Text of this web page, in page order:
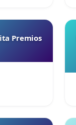
Premios